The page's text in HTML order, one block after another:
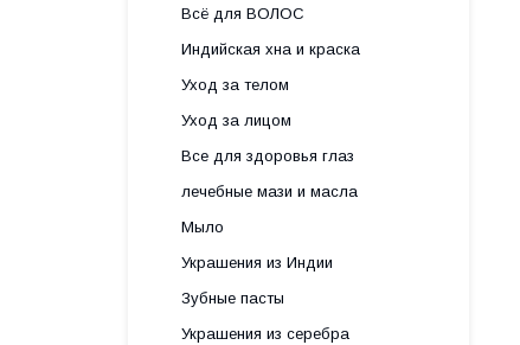
Всё для ВОЛОС
Индийская хна и краска
Уход за телом
Уход за лицом
Все для здоровья глаз
лечебные мази и масла
Мыло
Украшения из Индии
Зубные пасты
Украшения из серебра